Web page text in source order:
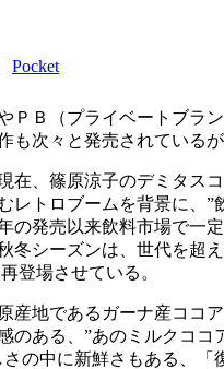
Pocket
Ｂ（プライベートブラ
次々と発売されている
、篠原涼子のデミタス
レトロブームを背景に、
の発売以来飲料市場で一
冬シーズンは、世代を
登場させている。
地であるガーナ産ココ
ある、”あのミルクコ
の中に新鮮さもある、